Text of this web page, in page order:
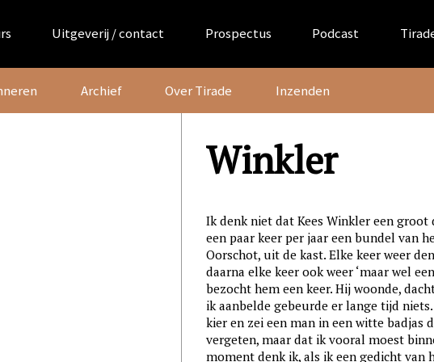
Uitgeverij / contact Prospectus Podcast
Archief Over Tirade Inzenden
Winkler
Ik denk niet dat Kees Winkler een groot
een paar keer per jaar een bundel van
Oorschot, uit de kast. Elke keer weer
daarna elke keer ook weer ‘maar wel
bezocht hem een keer. Hij woonde,
ik aanbelde gebeurde er lange tijd
kier en zei een man in een witte badjas
vergeten, maar dat ik vooral moest
moment denk ik, als ik een gedicht van